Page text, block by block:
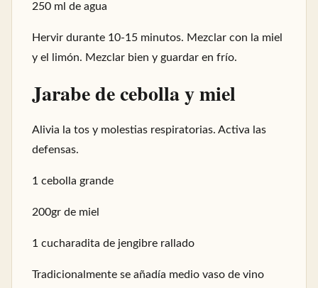
250 ml de agua
Hervir durante 10-15 minutos. Mezclar con la miel
y el limón. Mezclar bien y guardar en frío.
Jarabe de cebolla y miel
Alivia la tos y molestias respiratorias. Activa las
defensas.
1 cebolla grande
200gr de miel
1 cucharadita de jengibre rallado
Tradicionalmente se añadía medio vaso de vino